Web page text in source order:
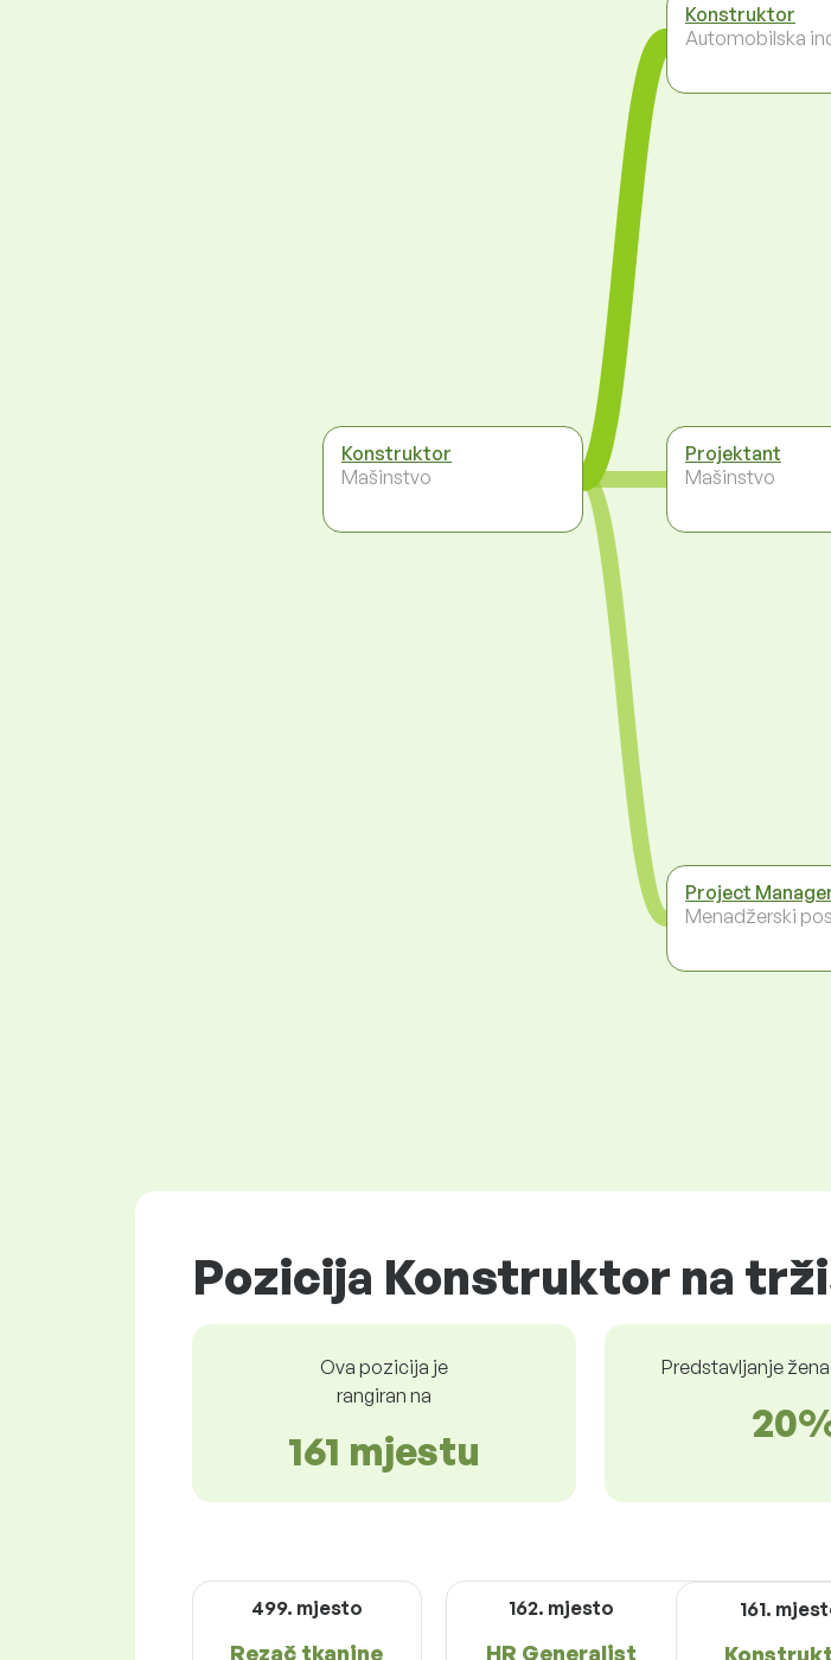
Konstruktor
Mašinstvo
Konstruktor
Automobilska
Projektant
Mašinstvo
Project
Menadžerski
Pozicija Konstruktor na
Ova pozicija je
rangiran na
161 mjestu
Predstavljanje
499. mjesto
Rezač tkanine
162. mjesto
HR Generalist
161.